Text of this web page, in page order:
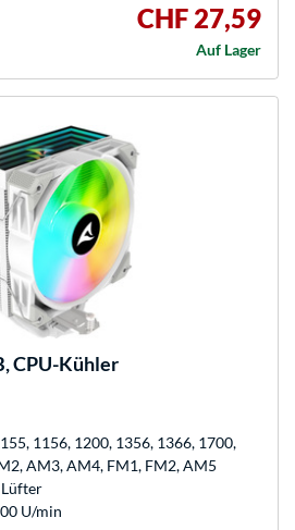
CHF 27,59
Auf Lager
CPU-Kühler
1156, 1200, 1356, 1366, 1700,
AM3, AM4, FM1, FM2, AM5
U/min